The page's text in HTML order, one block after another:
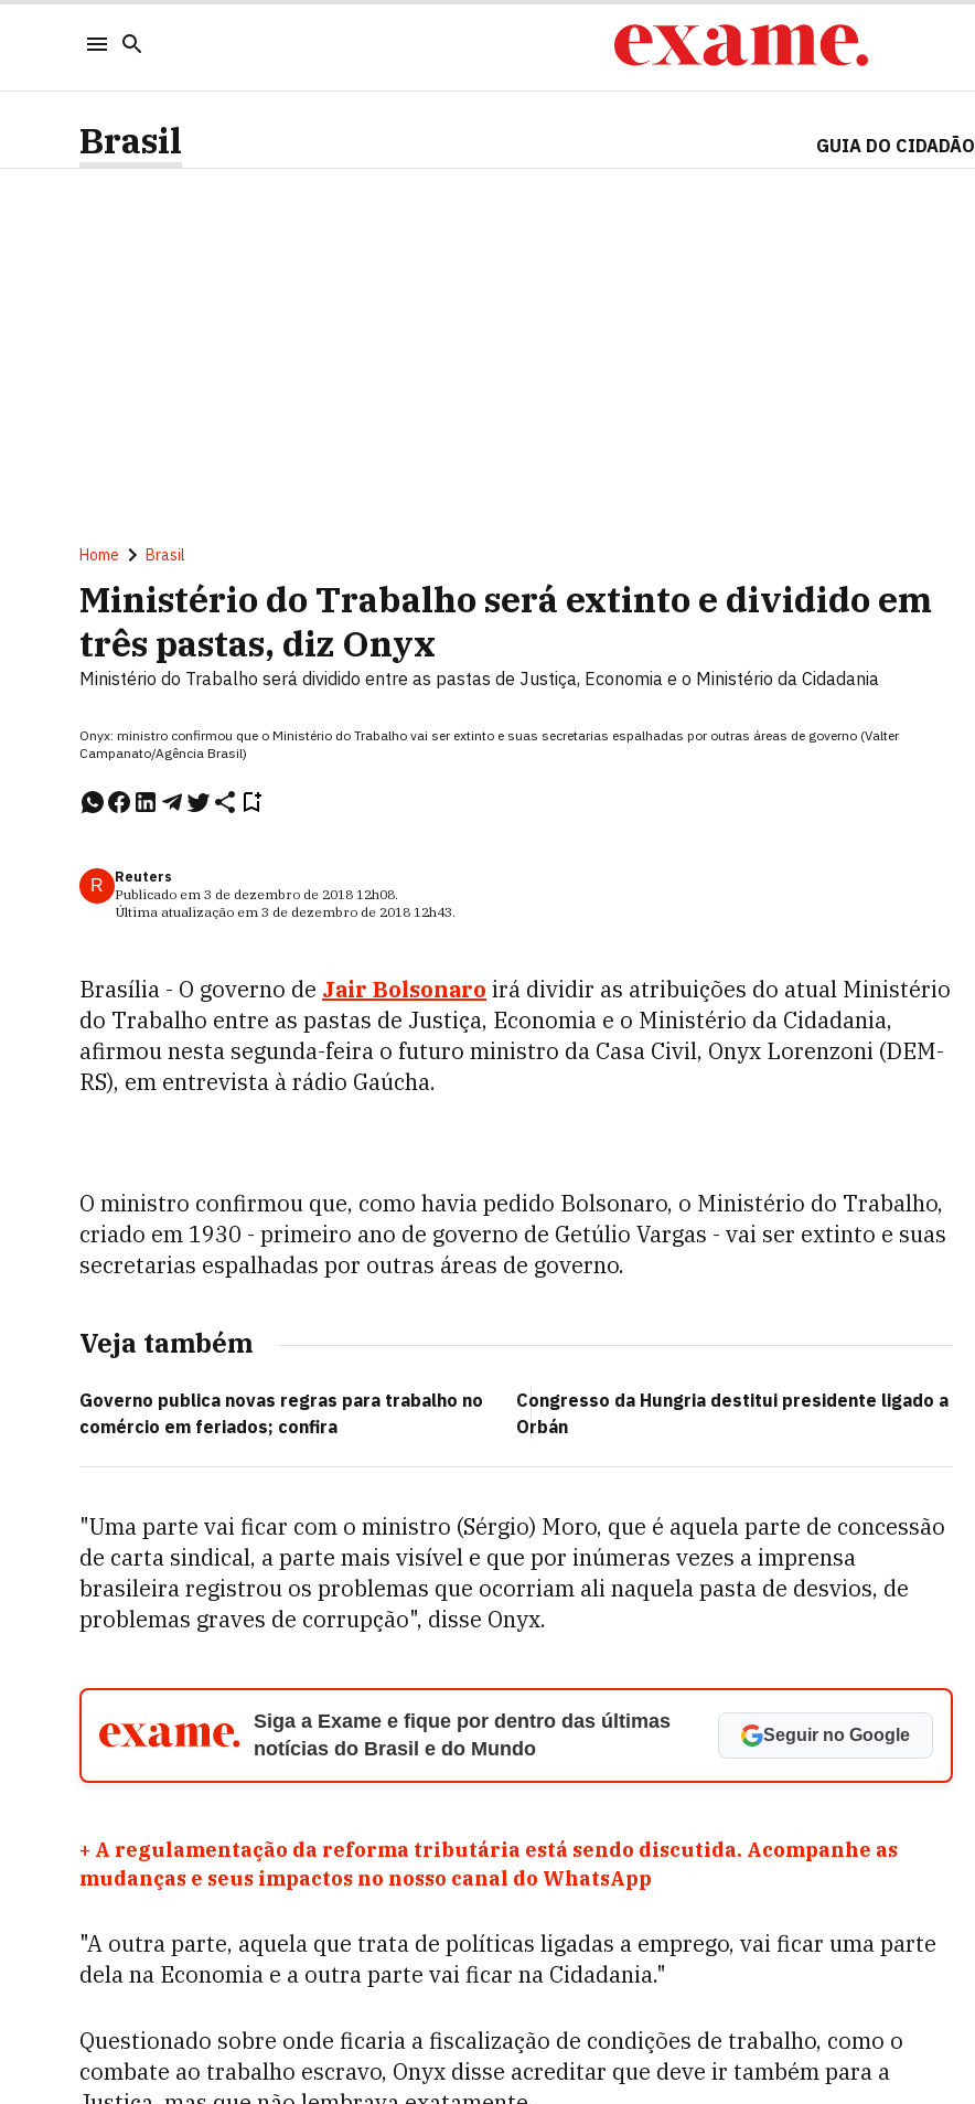
Brasil GUIA DO CIDADÃO
Home Brasil
Ministério do Trabalho será extinto e dividido em
três pastas, diz Onyx
Ministério do Trabalho será dividido entre as pastas de Justiça, Economia e o Ministério da Cidadania
Onyx: ministro confirmou que o Ministério do Trabalho vai ser extinto e suas secretarias espalhadas por outras áreas de governo (Valter
Campanato/Agência Brasil)
R
Reuters
Publicado em 3 de dezembro de 2018 12h08.
Última atualização em 3 de dezembro de 2018 12h43.
Brasília - O governo de Jair Bolsonaro irá dividir as atribuições do atual Ministério
do Trabalho entre as pastas de Justiça, Economia e o Ministério da Cidadania,
afirmou nesta segunda-feira o futuro ministro da Casa Civil, Onyx Lorenzoni (DEM-
RS), em entrevista à rádio Gaúcha.
O ministro confirmou que, como havia pedido Bolsonaro, o Ministério do Trabalho,
criado em 1930 - primeiro ano de governo de Getúlio Vargas - vai ser extinto e suas
secretarias espalhadas por outras áreas de governo.
Veja também
Governo publica novas regras para trabalho no
comércio em feriados; confira
Congresso da Hungria destitui presidente ligado a
Orbán
"Uma parte vai ficar com o ministro (Sérgio) Moro, que é aquela parte de concessão
de carta sindical, a parte mais visível e que por inúmeras vezes a imprensa
brasileira registrou os problemas que ocorriam ali naquela pasta de desvios, de
problemas graves de corrupção", disse Onyx.
Siga a Exame e fique por dentro das últimas
notícias do Brasil e do Mundo
Seguir no Google
+ A regulamentação da reforma tributária está sendo discutida. Acompanhe as
mudanças e seus impactos no nosso canal do WhatsApp
"A outra parte, aquela que trata de políticas ligadas a emprego, vai ficar uma parte
dela na Economia e a outra parte vai ficar na Cidadania."
Questionado sobre onde ficaria a fiscalização de condições de trabalho, como o
combate ao trabalho escravo, Onyx disse acreditar que deve ir também para a